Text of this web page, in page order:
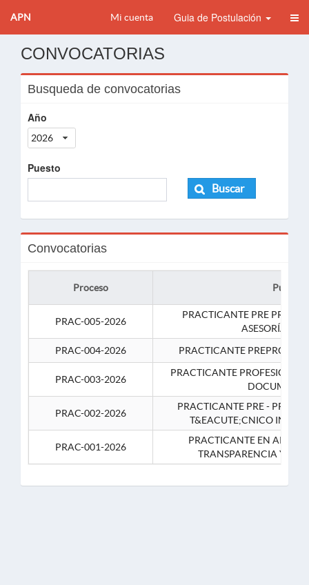
APN Mi cuenta Guia de Postulación
CONVOCATORIAS
Busqueda de convocatorias
Año
2026
Puesto
Buscar
Convocatorias
Proceso Puesto
PRAC-005-2026
PRACTICANTE PRE
ASESORÍA
PRAC-004-2026
PRACTICANTE
PRAC-003-2026
PRACTICANTE
PRAC-002-2026
PRACTICANTE PRE -
T&EACUTE;CNICO
PRAC-001-2026
PRACTICANTE EN APOYO
TRANSPARENCIA Y